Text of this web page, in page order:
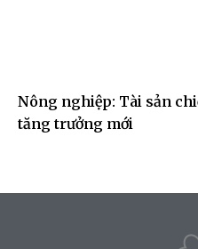
Nông nghiệp: Tài sản
tăng trưởng mới